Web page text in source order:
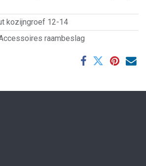
kozijngroef 12-14
raambeslag